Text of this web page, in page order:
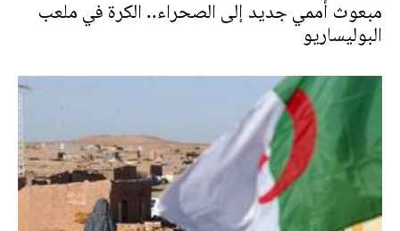
مبعوث أممي جديد إلى الصحراء.. الكرة في ملعب
البوليساريو